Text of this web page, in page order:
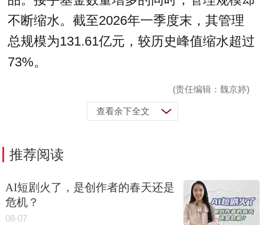
不断缩水。截至2026年一季度末，其管理
总规模为131.61亿元，较历史峰值缩水超过
73%。
(责任编辑：魏京婷)
查看余下全文
推荐阅读
AI短剧火了，是创作者的春天还是
危机？
08-07